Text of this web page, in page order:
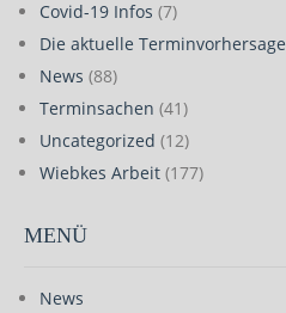
Covid-19 Infos (7)
Die aktuelle Terminvorhersage
News (88)
Terminsachen (41)
Uncategorized (12)
Wiebkes Arbeit (177)
MENÜ
News